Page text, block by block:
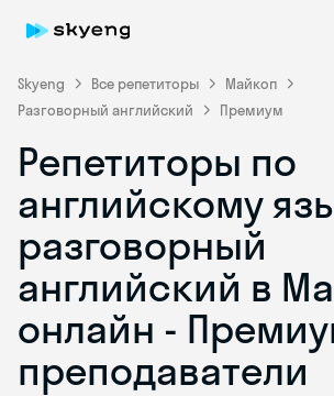
Skyeng Все репетиторы
Майкоп
Разговорный английский
Премиум
Репетиторы по
английскому
разговорный
английский в
онлайн -
преподаватели
Skyeng Chat